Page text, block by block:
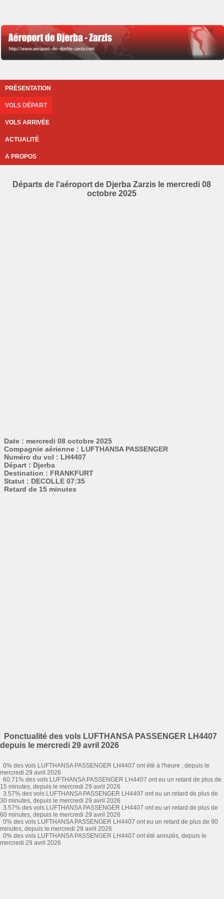
PRÉSENTATION
VOLS DÉPART
VOLS ARRIVÉE
ACTUALITÉ
A PROPOS
Départs de l'aéroport de Djerba Zarzis le mercredi 08
octobre 2025
Date : mercredi 08 octobre 2025
Compagnie aérienne : LUFTHANSA PASSENGER
Numéro du vol : LH4407
Départ : Djerba
Destination : FRANKFURT
Statut : DECOLLE 07:35
Retard de 15 minutes
Ponctualité des vols LUFTHANSA PASSENGER LH4407
depuis le mercredi 29 avril 2026
0% des vols LUFTHANSA PASSENGER LH4407 ont été à l'heure , depuis le
mercredi 29 avril 2026
60.71% des vols LUFTHANSA PASSENGER LH4407 ont eu un retard de plus de
15 minutes, depuis le mercredi 29 avril 2026
3.57% des vols LUFTHANSA PASSENGER LH4407 ont eu un retard de plus de
30 minutes, depuis le mercredi 29 avril 2026
3.57% des vols LUFTHANSA PASSENGER LH4407 ont eu un retard de plus de
60 minutes, depuis le mercredi 29 avril 2026
0% des vols LUFTHANSA PASSENGER LH4407 ont eu un retard de plus de 90
minutes, depuis le mercredi 29 avril 2026
0% des vols LUFTHANSA PASSENGER LH4407 ont été annulés, depuis le
mercredi 29 avril 2026